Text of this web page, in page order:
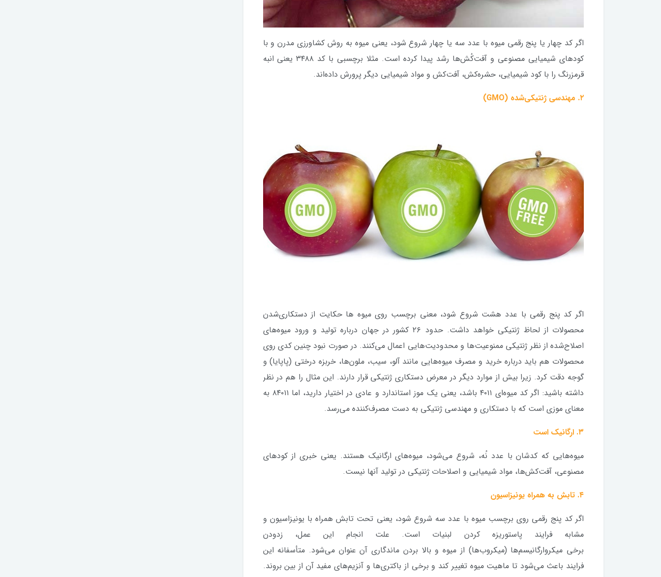
اگر کد چهار یا پنج رقمی میوه با عدد سه یا چهار شروع شود، یعنی میوه به روش کشاورزی مدرن و با
کودهای شیمیایی مصنوعی و آفت‌کُش‌ها رشد پیدا کرده است. مثلا برچسبی با کد ۳۴۸۸ یعنی انبه
قرمزرنگ را با کود شیمیایی، حشره‌کش، آفت‌کش و مواد شیمیایی دیگر پرورش داده‌اند.
۲. مهندسی ژنتیکی‌شده (GMO)
اگر کد پنج رقمی با عدد هشت شروع شود، معنی برچسب روی میوه ها حکایت از دستکاری‌شدن
محصولات از لحاظ ژنتیکی خواهد داشت. حدود ۲۶ کشور در جهان درباره تولید و ورود میوه‌های
اصلاح‌شده از نظر ژنتیکی ممنوعیت‌ها و محدودیت‌هایی اعمال می‌کنند. در صورت نبود چنین کدی روی
محصولات هم باید درباره خرید و مصرف میوه‌هایی مانند آلو، سیب، ملون‌ها، خربزه درختی (پاپایا) و
گوجه دقت کرد. زیرا بیش از موارد دیگر در معرض دستکاری ژنتیکی قرار دارند. این مثال را هم در نظر
داشته باشید: اگر کد میوه‌ای ۴۰۱۱ باشد، یعنی یک موز استاندارد و عادی در اختیار دارید، اما ۸۴۰۱۱ به
معنای موزی است که با دستکاری و مهندسی ژنتیکی به دست مصرف‌کننده می‌رسد.
۳. ارگانیک است
میوه‌هایی که کدشان با عدد نُه، شروع می‌شود، میوه‌های ارگانیک هستند. یعنی خبری از کودهای
مصنوعی، آفت‌کش‌ها، مواد شیمیایی و اصلاحات ژنتیکی در تولید آنها نیست.
۴. تابش به همراه یونیزاسیون
اگر کد پنج رقمی روی برچسب میوه با عدد سه شروع شود، یعنی تحت تابش همراه با یونیزاسیون و
مشابه فرایند پاستوریزه کردن لبنیات است. علت انجام این عمل، زدودن
برخی میکروارگانیسم‌ها (میکروب‌ها) از میوه و بالا بردن ماندگاری آن عنوان می‌شود. متأسفانه این
فرایند باعث می‌شود تا ماهیت میوه تغییر کند و برخی از باکتری‌ها و آنزیم‌های مفید آن از بین بروند.